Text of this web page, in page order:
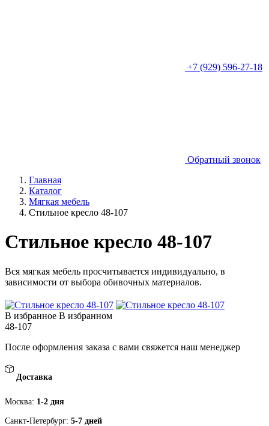
+7 (929) 596-27-18
Обратный звонок
Главная
Каталог
Мягкая мебель
Стильное кресло 48-107
Стильное кресло 48-107
Вся мягкая мебель просчитывается индивидуально, в
зависимости от выбора обивочных материалов.
В избранное В избранном
48-107
После оформления заказа с вами свяжется наш менеджер
Доставка
Москва: 1-2 дня
Санкт-Петербург: 5-7 дней